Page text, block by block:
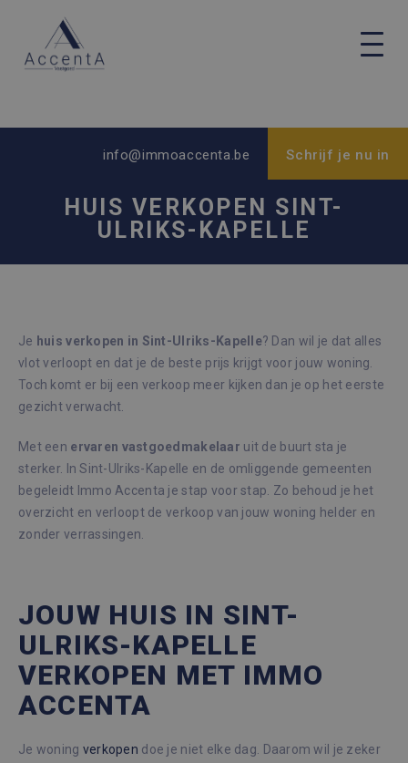
info@immoaccenta.be Schrijf je nu in
HUIS VERKOPEN SINT-
ULRIKS-KAPELLE
Je huis verkopen in Sint-Ulriks-Kapelle? Dan wil je dat alles
vlot verloopt en dat je de beste prijs krijgt voor jouw woning.
Toch komt er bij een verkoop meer kijken dan je op het eerste
gezicht verwacht.
Met een ervaren vastgoedmakelaar uit de buurt sta je
sterker. In Sint-Ulriks-Kapelle en de omliggende gemeenten
begeleidt Immo Accenta je stap voor stap. Zo behoud je het
overzicht en verloopt de verkoop van jouw woning helder en
zonder verrassingen.
JOUW HUIS IN SINT-
ULRIKS-KAPELLE
VERKOPEN MET IMMO
ACCENTA
Je woning verkopen doe je niet elke dag. Daarom wil je zeker